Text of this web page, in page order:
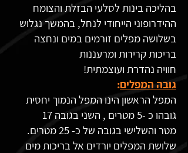
בהליכה בינות לסלעי הבזלת והצומח
ההידרופוני הייחודי לנחל, בהמשך נגלוש
בשלושה מפלים זורמים במים ונחצה
בריכות קרירות ומרעננות
חוויה נהדרת ועוצמתית!
גובה המפלים:
המפל הראשון הינו המפל הנמוך יחסית
גובהו כ -5 מטרים , השני בגובה 17
מטר והשלישי בגובה של כ- 25 מטרים.
שלושת המפלים יורדים אל בריכות מים